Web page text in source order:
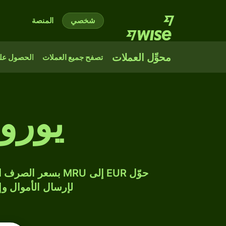
شخصي المنصة
محوِّل العملات تصفح جميع العملات الحصول
لإرسال الأموال